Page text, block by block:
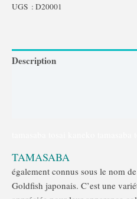
UGS : D20001
Description
TAMASABA
également connus sous le nom
Goldfish japonais. C’est une